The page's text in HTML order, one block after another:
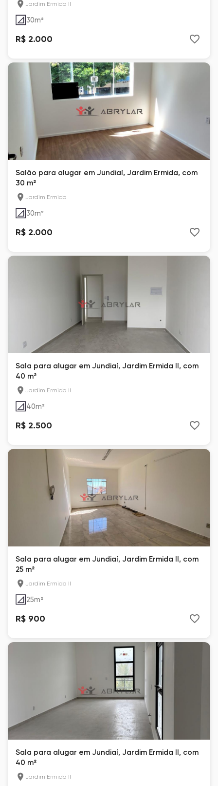
Jardim Ermida II
30m²
R$ 2.000
Salão para alugar em Jundiaí, Jardim Ermida, com
30 m²
Jardim Ermida
30m²
R$ 2.000
Sala para alugar em Jundiaí, Jardim Ermida II, com
40 m²
Jardim Ermida II
40m²
R$ 2.500
Sala para alugar em Jundiaí, Jardim Ermida II, com
25 m²
Jardim Ermida II
25m²
R$ 900
Sala para alugar em Jundiaí, Jardim Ermida II, com
40 m²
Jardim Ermida II